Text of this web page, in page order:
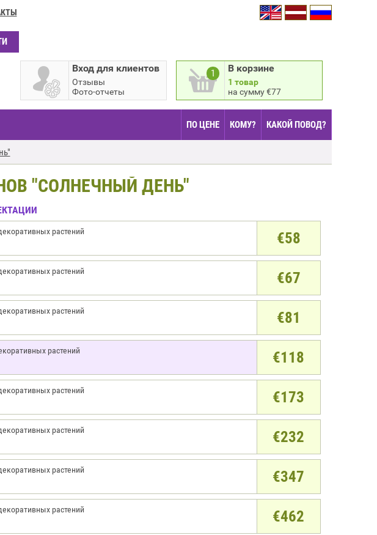
1 В корзине
1 товар
на сумму €77
Вход для клиентов
Отзывы
Фото-отчеты
ПО ЦЕНЕ КОМУ? КАКОЙ ПОВОД?
"СОЛНЕЧНЫЙ ДЕНЬ"
€58
растений
€67
растений
€81
растений
€118
растений
€173
растений
€232
растений
€347
растений
€462
растений